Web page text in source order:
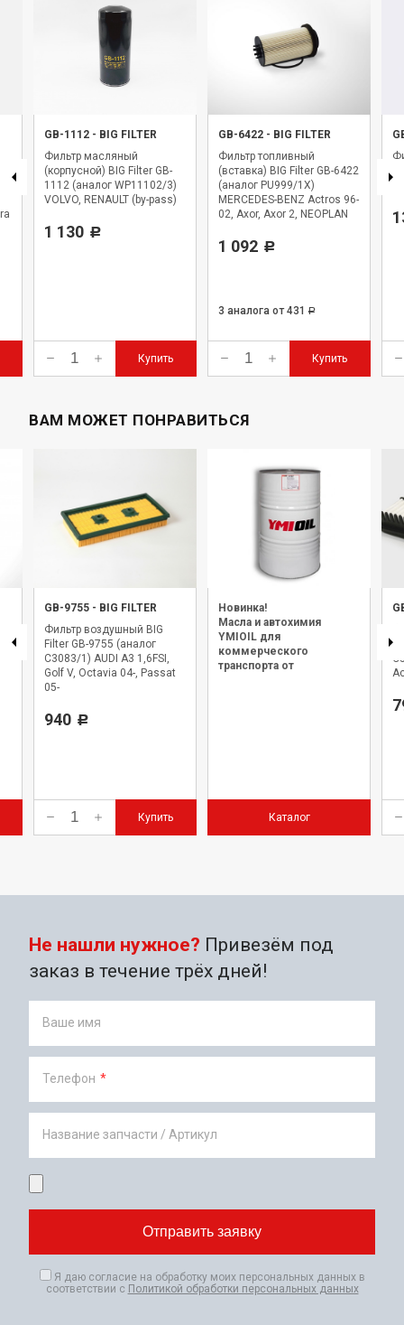
GB-1112 - BIG FILTER
Фильтр масляный
(корпусной) BIG Filter GB-
1112 (аналог WP11102/3)
VOLVO, RENAULT (by-pass)
1 130 Р
Купить
GB-6422 - BIG FILTER
Фильтр топливный
(вставка) BIG Filter GB-6422
(аналог PU999/1X)
MERCEDES-BENZ Actros 96-
02, Axor, Axor 2, NEOPLAN
1 092 Р
3 аналога от 431 Р
Купить
ВАМ МОЖЕТ ПОНРАВИТЬСЯ
GB-9755 - BIG FILTER
Фильтр воздушный BIG
Filter GB-9755 (аналог
C3083/1) AUDI A3 1,6FSI,
Golf V, Octavia 04-, Passat
05-
940 Р
Купить
Новинка!
Масла и автохимия
YMIOIL для
коммерческого
транспорта от
Каталог
Не нашли нужное? Привезём под
заказ в течение трёх дней!
Ваше имя
Телефон *
Название запчасти / Артикул
Я даю согласие на обработку моих персональных данных в
соответствии с Политикой обработки персональных данных